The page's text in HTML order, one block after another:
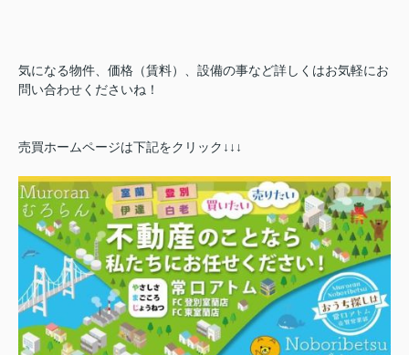
気になる物件、価格（賃料）、設備の事など詳しくはお気軽にお
問い合わせくださいね！
売買ホームページは下記をクリック↓↓↓